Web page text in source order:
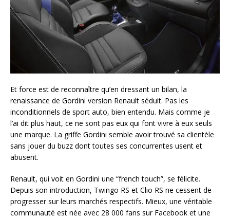
Et force est de reconnaître qu’en dressant un bilan, la
renaissance de Gordini version Renault séduit. Pas les
inconditionnels de sport auto, bien entendu. Mais comme je
l’ai dit plus haut, ce ne sont pas eux qui font vivre à eux seuls
une marque. La griffe Gordini semble avoir trouvé sa clientèle
sans jouer du buzz dont toutes ses concurrentes usent et
abusent.
Renault, qui voit en Gordini une “french touch”, se félicite.
Depuis son introduction, Twingo RS et Clio RS ne cessent de
progresser sur leurs marchés respectifs. Mieux, une véritable
communauté est née avec 28 000 fans sur Facebook et une